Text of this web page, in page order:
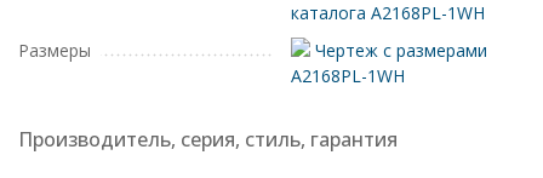
каталога A2168PL-1WH
Размеры
Чертеж с размерами
A2168PL-1WH
Производитель, серия, стиль, гарантия